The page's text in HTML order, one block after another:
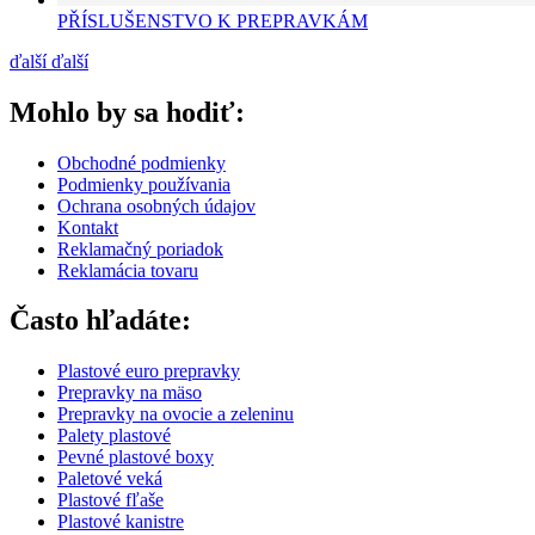
PŘÍSLUŠENSTVO K PREPRAVKÁM
ďalší ďalší
Mohlo by sa hodiť:
Obchodné podmienky
Podmienky používania
Ochrana osobných údajov
Kontakt
Reklamačný poriadok
Reklamácia tovaru
Často hľadáte:
Plastové euro prepravky
Prepravky na mäso
Prepravky na ovocie a zeleninu
Palety plastové
Pevné plastové boxy
Paletové veká
Plastové fľaše
Plastové kanistre